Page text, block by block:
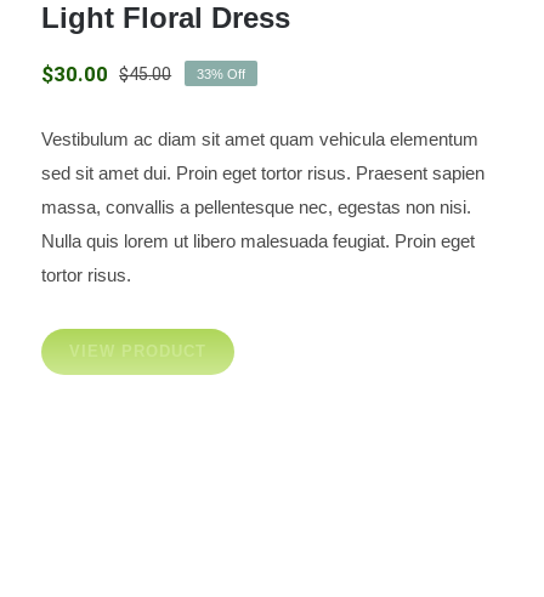
Light Floral Dress
Light Floral Dress
$45.00El
original
$45.00.
$30.00
El
actual
$30.00.
33% Off
Vestibulum ac diam sit amet quam vehicula elementum
sed sit amet dui. Proin eget tortor risus. Praesent sapien
massa, convallis a pellentesque nec, egestas non nisi.
Nulla quis lorem ut libero malesuada feugiat. Proin eget
tortor risus.
VIEW PRODUCT